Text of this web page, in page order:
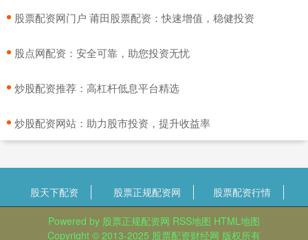
​股票配资网门户 莆田股票配资：快速增值，稳健投资
​股点网配资：安全可靠，助您投资无忧
​炒股配资推荐：高杠杆低息平台精选
​炒股配资网站：助力股市投资，提升收益率
股天下配资 股票正规配资网 股票配资行情
Powered by 股票正规配资网 RSS地图 HTML地图
Copyright © 2013-2025 股票配资财经网 版权所有